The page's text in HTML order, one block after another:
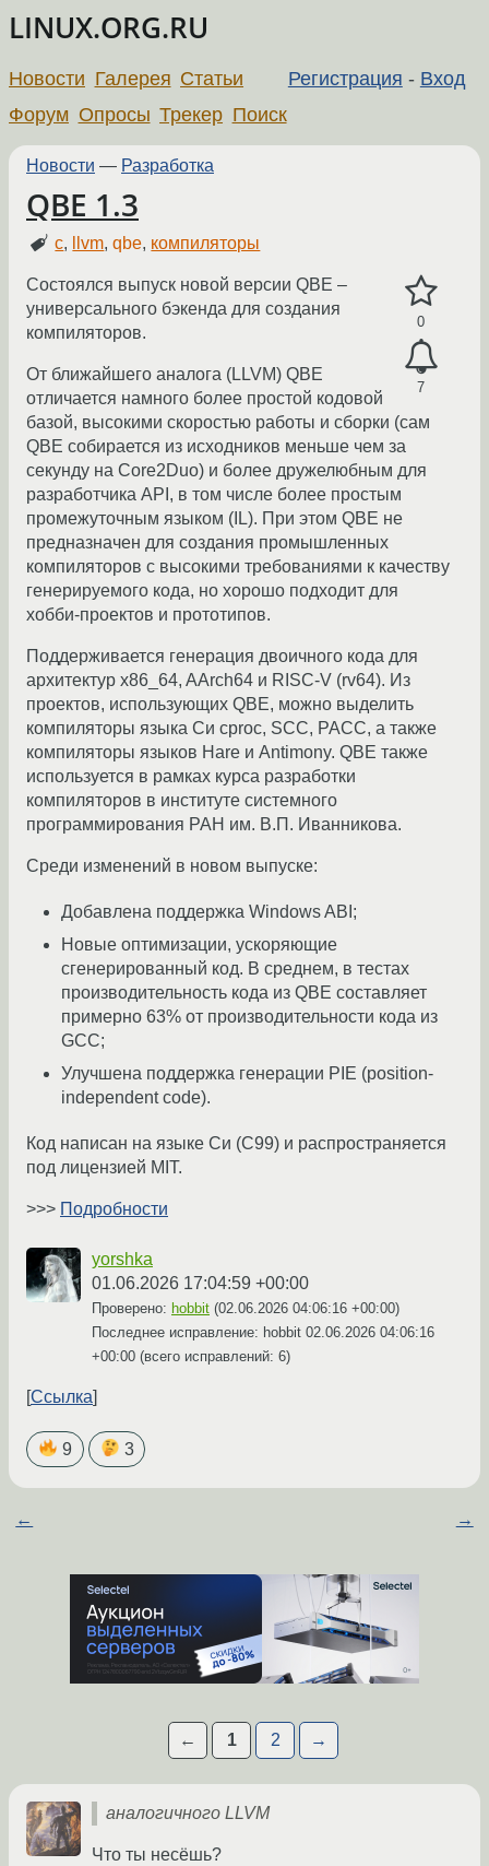
LINUX.ORG.RU
Регистрация - Вход
Новости Галерея Статьи
Форум Опросы Трекер Поиск
Новости — Разработка
QBE 1.3
c, llvm,qbe, компиляторы
0
7
Состоялся выпуск новой версии QBE –
универсального бэкенда для создания
компиляторов.
От ближайшего аналога (LLVM) QBE
отличается намного более простой кодовой
базой, высокими скоростью работы и сборки (сам
QBE собирается из исходников меньше чем за
секунду на Core2Duo) и более дружелюбным для
разработчика API, в том числе более простым
промежуточным языком (IL). При этом QBE не
предназначен для создания промышленных
компиляторов с высокими требованиями к качеству
генерируемого кода, но хорошо подходит для
хобби-проектов и прототипов.
Поддерживается генерация двоичного кода для
архитектур x86_64, AArch64 и RISC-V (rv64). Из
проектов, использующих QBE, можно выделить
компиляторы языка Си cproc, SCC, PACC, а также
компиляторы языков Hare и Antimony. QBE также
используется в рамках курса разработки
компиляторов в институте системного
программирования РАН им. В.П. Иванникова.
Среди изменений в новом выпуске:
Добавлена поддержка Windows ABI;
Новые оптимизации, ускоряющие
сгенерированный код. В среднем, в тестах
производительность кода из QBE составляет
примерно 63% от производительности кода из
GCC;
Улучшена поддержка генерации PIE (position-
independent code).
Код написан на языке Си (C99) и распространяется
под лицензией MIT.
>>> Подробности
yorshka
01.06.2026 17:04:59 +00:00
Проверено: hobbit (02.06.2026 04:06:16 +00:00)
Последнее исправление: hobbit 02.06.2026 04:06:16
+00:00 (всего исправлений: 6)
Ссылка
9 3
← →
← 1 2 →
аналогичного LLVM
Что ты несёшь?